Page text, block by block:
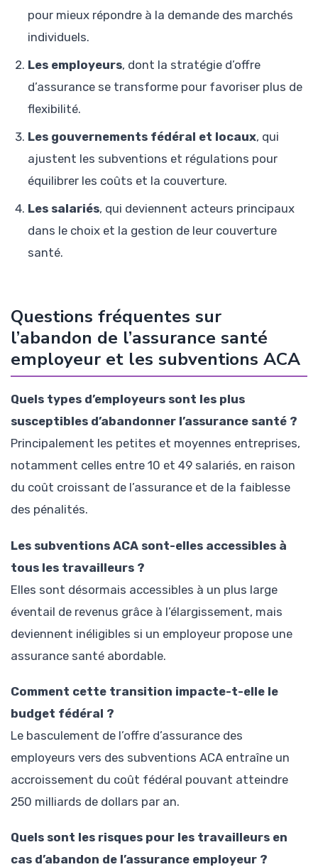
pour mieux répondre à la demande des marchés
individuels.
Les employeurs, dont la stratégie d’offre
d’assurance se transforme pour favoriser plus de
flexibilité.
Les gouvernements fédéral et locaux, qui
ajustent les subventions et régulations pour
équilibrer les coûts et la couverture.
Les salariés, qui deviennent acteurs principaux
dans le choix et la gestion de leur couverture
santé.
Questions fréquentes sur
l’abandon de l’assurance santé
employeur et les subventions ACA
Quels types d’employeurs sont les plus
susceptibles d’abandonner l’assurance santé ?
Principalement les petites et moyennes entreprises,
notamment celles entre 10 et 49 salariés, en raison
du coût croissant de l’assurance et de la faiblesse
des pénalités.
Les subventions ACA sont-elles accessibles à
tous les travailleurs ?
Elles sont désormais accessibles à un plus large
éventail de revenus grâce à l’élargissement, mais
deviennent inéligibles si un employeur propose une
assurance santé abordable.
Comment cette transition impacte-t-elle le
budget fédéral ?
Le basculement de l’offre d’assurance des
employeurs vers des subventions ACA entraîne un
accroissement du coût fédéral pouvant atteindre
250 milliards de dollars par an.
Quels sont les risques pour les travailleurs en
cas d’abandon de l’assurance employeur ?